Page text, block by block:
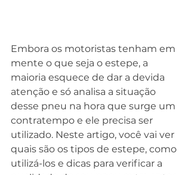
Embora os motoristas tenham em
mente o que seja o estepe, a
maioria esquece de dar a devida
atenção e só analisa a situação
desse pneu na hora que surge um
contratempo e ele precisa ser
utilizado. Neste artigo, você vai ver
quais são os tipos de estepe, como
utilizá-los e dicas para verificar a